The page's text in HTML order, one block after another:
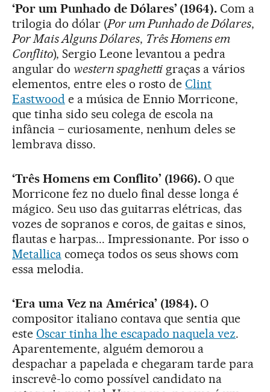
‘Por um Punhado de Dólares’ (1964). Com a
trilogia do dólar (Por um Punhado de Dólares,
Por Mais Alguns Dólares, Três Homens em
Conflito), Sergio Leone levantou a pedra
angular do western spaghetti graças a vários
elementos, entre eles o rosto deClint
Eastwood e a música de Ennio Morricone,
que tinha sido seu colega de escola na
infância – curiosamente, nenhum deles se
lembrava disso.
‘Três Homens em Conflito’ (1966). O que
Morricone fez no duelo final desse longa é
mágico. Seu uso das guitarras elétricas, das
vozes de sopranos e coros, de gaitas e sinos,
flautas e harpas... Impressionante. Por isso o
Metallicacomeça todos os seus shows com
essa melodia.
‘Era uma Vez na América’ (1984). O
compositor italiano contava que sentia que
este Oscar tinha lhe escapado naquela vez.
Aparentemente, alguém demorou a
despachar a papelada e chegaram tarde para
inscrevê-lo como possível candidato na